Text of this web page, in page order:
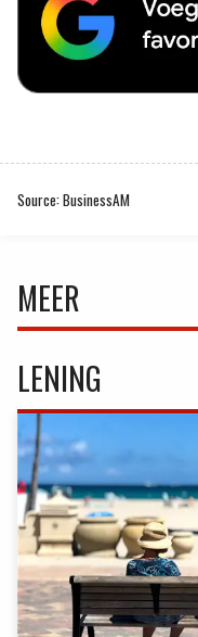
Source: BusinessAM
MEER
LENING